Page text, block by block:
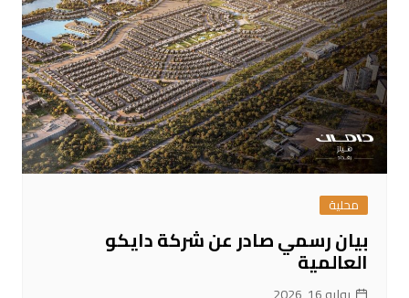
محلية
بيان رسمي صادر عن شركة دايكو
العالمية